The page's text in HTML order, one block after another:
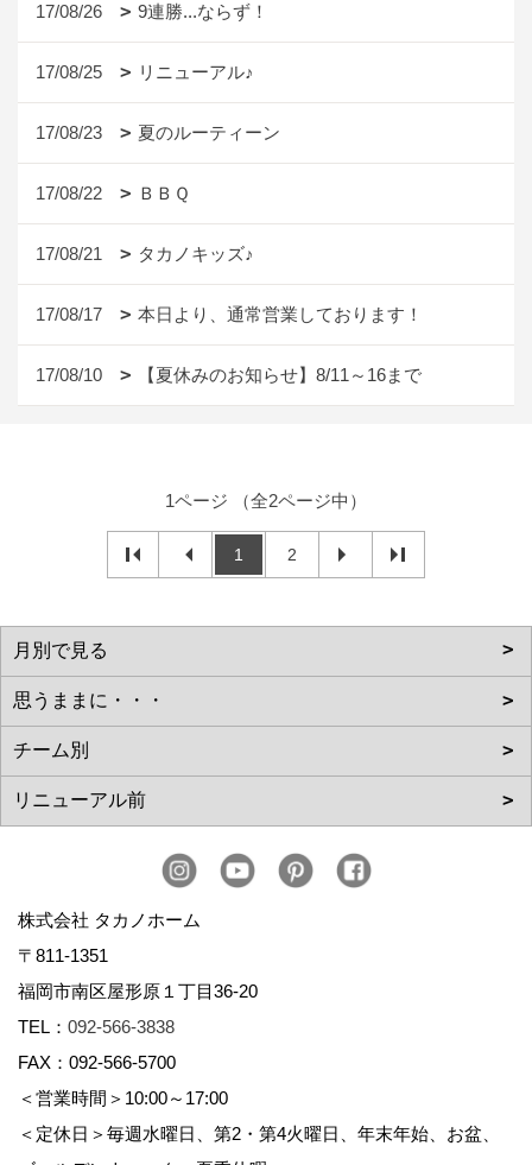
17/08/26 9連勝...ならず！
17/08/25 リニューアル♪
17/08/23 夏のルーティーン
17/08/22 ＢＢＱ
17/08/21 タカノキッズ♪
17/08/17 本日より、通常営業しております！
17/08/10 【夏休みのお知らせ】8/11～16まで
1ページ （全2ページ中）
1 2
株式会社 タカノホーム
〒811-1351
福岡市南区屋形原１丁目36-20
TEL： 092-566-3838
FAX：092-566-5700
＜営業時間＞10:00～17:00
＜定休日＞毎週水曜日、第2・第4火曜日、年末年始、お盆、